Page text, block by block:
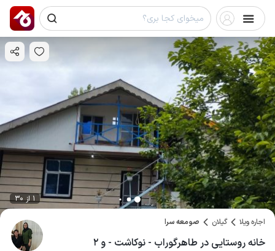
1 از 30
اجاره ویلا گیلان صومعه سرا
خانه روستایی در طاهرگوراب - نوکاشت - و ۲